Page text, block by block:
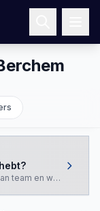
team en werkstijl.